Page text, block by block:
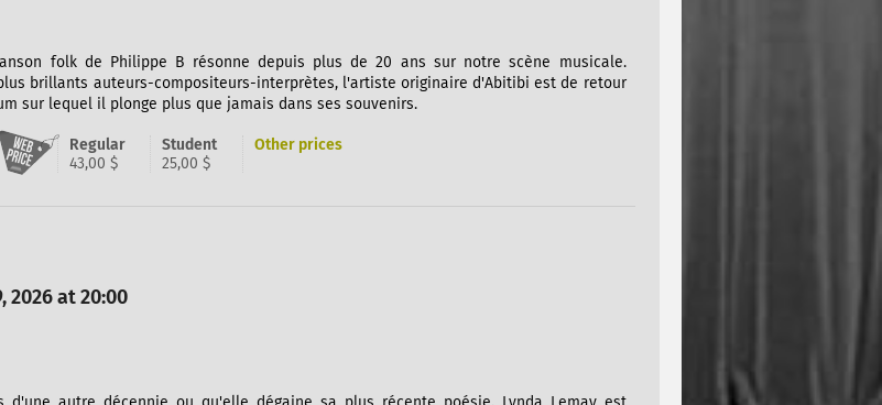
folk de Philippe B résonne depuis plus de 20 ans sur notre scène musicale.
brillants auteurs-compositeurs-interprètes, l'artiste originaire d'Abitibi est de retour
sur lequel il plonge plus que jamais dans ses souvenirs.
Regular
43,00 $
Student
25,00 $
Other prices
2026 at 20:00